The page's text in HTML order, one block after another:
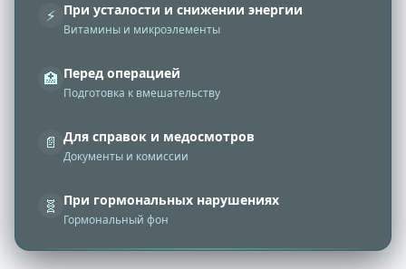
⚡ При усталости и снижении энергии
Витамины и микроэлементы
🏥 Перед операцией
Подготовка к вмешательству
📄 Для справок и медосмотров
Документы и комиссии
🧬 При гормональных нарушениях
Гормональный фон